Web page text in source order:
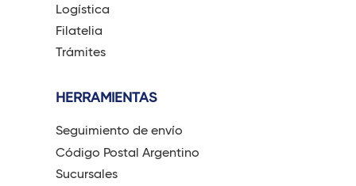
Logística
Filatelia
Trámites
HERRAMIENTAS
Seguimiento de envío
Código Postal Argentino
Sucursales